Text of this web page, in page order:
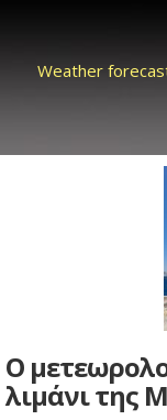
Weather
Ο
λιμάνι της